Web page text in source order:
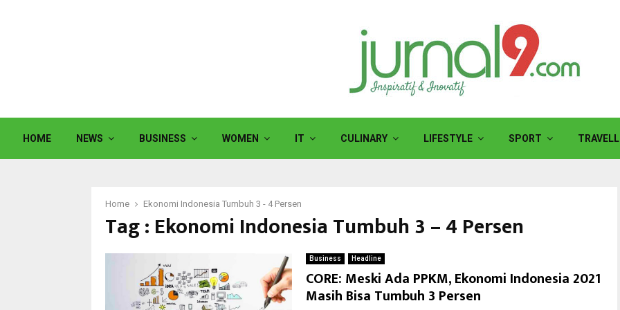
HOME NEWS BUSINESS WOMEN IT CULINARY LIFESTYLE SPORT
Home Ekonomi Indonesia Tumbuh 3 - 4 Persen
Tag : Ekonomi Indonesia Tumbuh 3 – 4 Persen
Business Headline
CORE: Meski Ada PPKM, Ekonomi Indonesia 2021
Masih Bisa Tumbuh 3 Persen